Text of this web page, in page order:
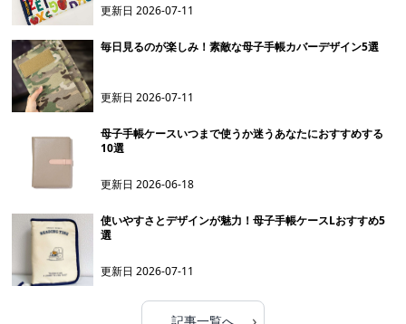
更新日2026-07-11
毎日見るのが楽しみ！素敵な母子手帳カバーデザイン5選
更新日2026-07-11
母子手帳ケースいつまで使うか迷うあなたにおすすめする
10選
更新日2026-06-18
使いやすさとデザインが魅力！母子手帳ケースLおすすめ5
選
更新日2026-07-11